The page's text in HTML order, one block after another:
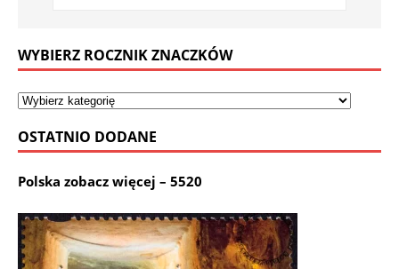
WYBIERZ ROCZNIK ZNACZKÓW
OSTATNIO DODANE
Polska zobacz więcej – 5520